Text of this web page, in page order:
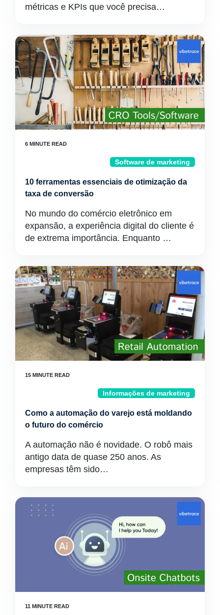
métricas e KPIs que você precisa…
Software de marketing
10 ferramentas essenciais de otimização da
taxa de conversão
No mundo do comércio eletrônico em
expansão, a experiência digital do cliente é
de extrema importância. Enquanto …
Informações de marketing
Como a automação do varejo está moldando
o futuro do comércio
A automação não é novidade. O robô mais
antigo data de quase 250 anos. As
empresas têm sido…